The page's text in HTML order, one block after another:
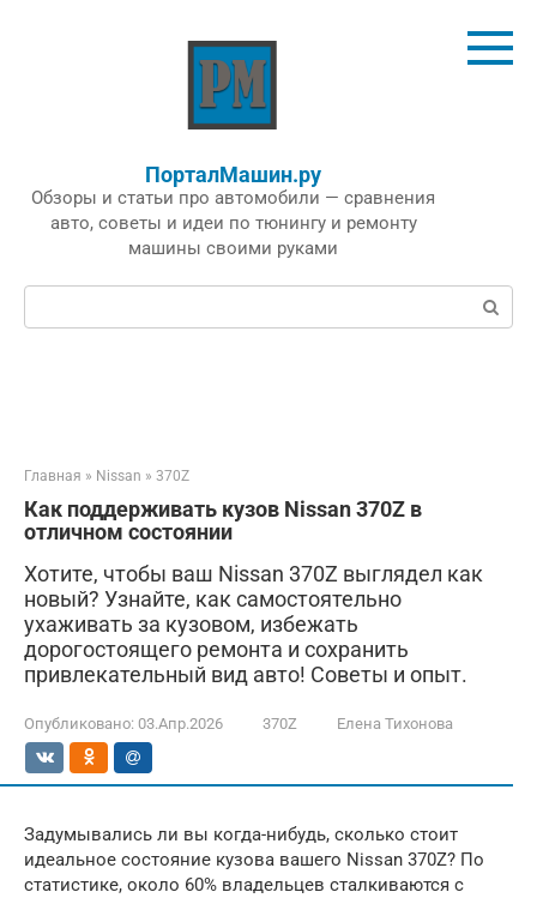
ПорталМашин.ру
Обзоры и статьи про автомобили — сравнения
авто, советы и идеи по тюнингу и ремонту
машины своими руками
Поиск:
Главная » Nissan » 370Z
Как поддерживать кузов Nissan 370Z в
отличном состоянии
Хотите, чтобы ваш Nissan 370Z выглядел как
новый? Узнайте, как самостоятельно
ухаживать за кузовом, избежать
дорогостоящего ремонта и сохранить
привлекательный вид авто! Советы и опыт.
Опубликовано: 03.Апр.2026 370Z Елена Тихонова
Задумывались ли вы когда-нибудь, сколько стоит
идеальное состояние кузова вашего Nissan 370Z? По
статистике, около 60% владельцев сталкиваются с